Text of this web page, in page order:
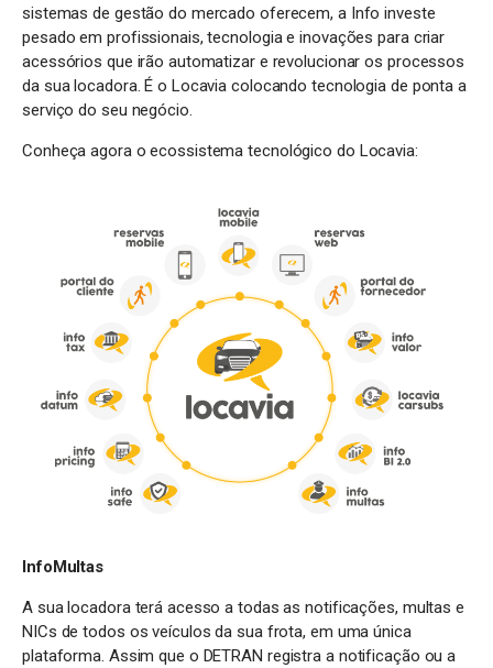
sistemas de gestão do mercado oferecem, a Info investe
pesado em profissionais, tecnologia e inovações para criar
acessórios que irão automatizar e revolucionar os processos
da sua locadora. É o Locavia colocando tecnologia de ponta a
serviço do seu negócio.
Conheça agora o ecossistema tecnológico do Locavia:
InfoMultas
A sua locadora terá acesso a todas as notificações, multas e
NICs de todos os veículos da sua frota, em uma única
plataforma. Assim que o DETRAN registra a notificação ou a